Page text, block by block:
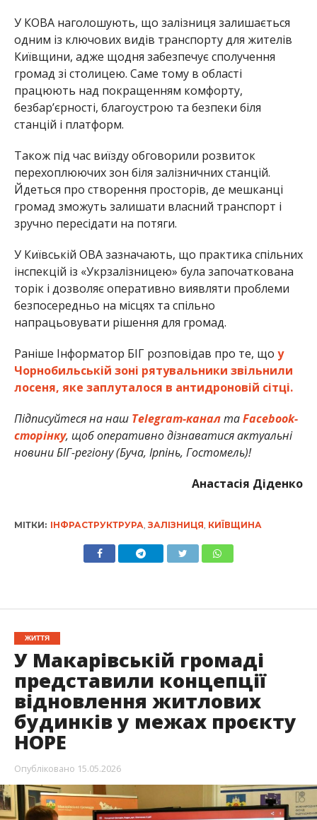
У КОВА наголошують, що залізниця залишається
одним із ключових видів транспорту для жителів
Київщини, адже щодня забезпечує сполучення
громад зі столицею. Саме тому в області
працюють над покращенням комфорту,
безбар’єрності, благоустрою та безпеки біля
станцій і платформ.
Також під час виїзду обговорили розвиток
перехоплюючих зон біля залізничних станцій.
Йдеться про створення просторів, де мешканці
громад зможуть залишати власний транспорт і
зручно пересідати на потяги.
У Київській ОВА зазначають, що практика спільних
інспекцій із «Укрзалізницею» була започаткована
торік і дозволяє оперативно виявляти проблеми
безпосередньо на місцях та спільно
напрацьовувати рішення для громад.
Раніше Інформатор БІГ розповідав про те, що у
Чорнобильській зоні рятувальники звільнили
лосеня, яке заплуталося в антидроновій сітці.
Підписуйтеся на наш Telegram-каналтаFacebook-
сторінку, щоб оперативно дізнаватися актуальні
новини БІГ-регіону (Буча, Ірпінь, Гостомель)!
Анастасія Діденко
МІТКИ: ІНФРАСТРУКТРУРА ЗАЛІЗНИЦЯ КИЇВЩИНА
ЖИТТЯ
У Макарівській громаді
представили концепції
відновлення житлових
будинків у межах проєкту
HOPE
Опубліковано 15.05.2026